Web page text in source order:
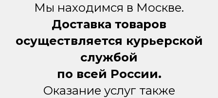
Мы находимся в Москве.
Доставка товаров
осуществляется курьерской
службой
по всей России.
Оказание услуг также